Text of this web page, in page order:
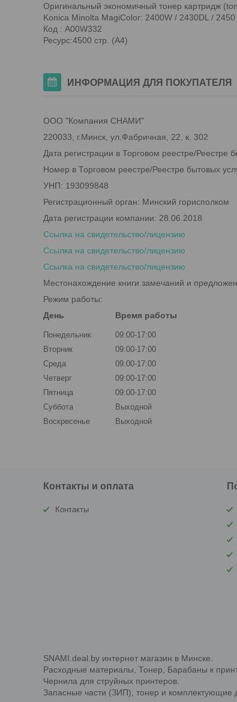
Оригинальный экономичный тонер картридж
Konica Minolta MagiColor: 2400W / 2430DL /
Код : A00W332
Ресурс:4500 стр. (А4)
ИНФОРМАЦИЯ ДЛЯ ПОКУПАТЕЛЯ
ООО "Компания СНАМИ"
220033, г.Минск, ул.Фабричная, 22, к. 302
Дата регистрации в Торговом реестре/Реестре
Номер в Торговом реестре/Реестре бытовых
УНП: 193099848
Регистрационный орган: Минский горисполком
Дата регистрации компании: 28.06.2018
Ссылка на свидетельство/лицензию
Ссылка на свидетельство/лицензию
Ссылка на свидетельство/лицензию
Местонахождение книги замечаний и
Режим работы:
День
Время работы
Понедельник
09:00-17:00
Вторник
09:00-17:00
Среда
09:00-17:00
Четверг
09:00-17:00
Пятница
09:00-17:00
Суббота
Выходной
Воскресенье
Выходной
Контакты и оплата
Контакты
SNAMI.deal.by интернет магазин в Минске.
Расходные материалы, Тонер, Барабаны к
Чернила для струйных принтеров.
Запасные части (ЗИП), тонер и комплектующие